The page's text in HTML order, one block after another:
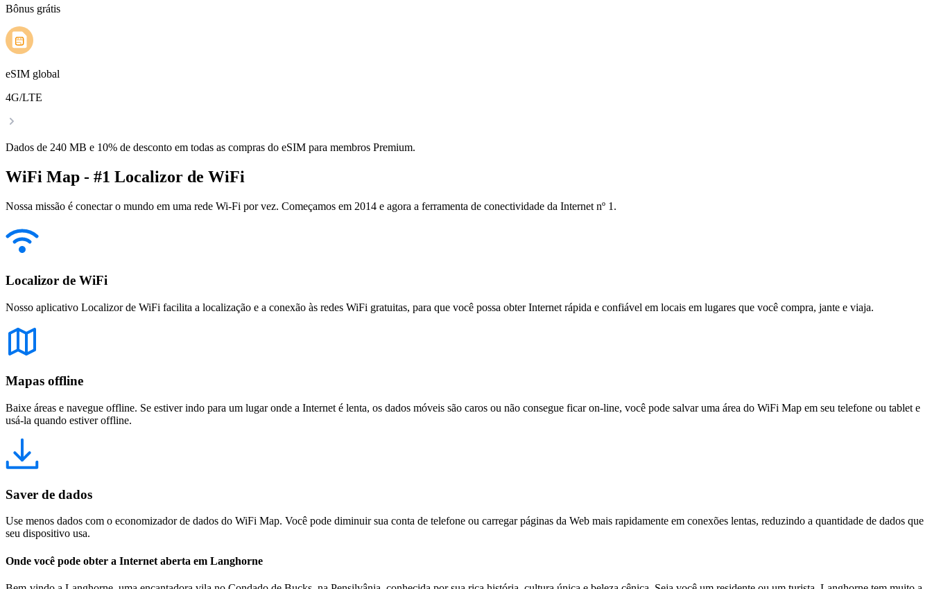
Bônus grátis
eSIM global
4G/LTE
Dados de 240 MB e 10% de desconto em todas as compras do eSIM para membros Premium.
WiFi Map - #1 Localizor de WiFi
Nossa missão é conectar o mundo em uma rede Wi-Fi por vez. Começamos em 2014 e agora a ferramenta de conectividade da Internet nº 1.
Localizor de WiFi
Nosso aplicativo Localizor de WiFi facilita a localização e a conexão às redes WiFi gratuitas, para que você possa obter Internet rápida e confiável em locais em lugares que você compra, jante e viaja.
Mapas offline
Baixe áreas e navegue offline. Se estiver indo para um lugar onde a Internet é lenta, os dados móveis são caros ou não consegue ficar on-line, você pode salvar uma área do WiFi Map em seu telefone ou tablet e
usá-la quando estiver offline.
Saver de dados
Use menos dados com o economizador de dados do WiFi Map. Você pode diminuir sua conta de telefone ou carregar páginas da Web mais rapidamente em conexões lentas, reduzindo a quantidade de dados que
seu dispositivo usa.
Onde você pode obter a Internet aberta em Langhorne